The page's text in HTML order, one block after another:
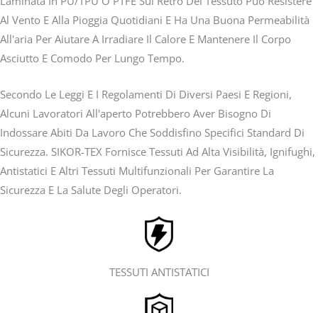
Al Vento E Alla Pioggia Quotidiani E Ha Una Buona Permeabilità
All'aria Per Aiutare A Irradiare Il Calore E Mantenere Il Corpo
Asciutto E Comodo Per Lungo Tempo.
Secondo Le Leggi E I Regolamenti Di Diversi Paesi E Regioni,
Alcuni Lavoratori All'aperto Potrebbero Aver Bisogno Di
Indossare Abiti Da Lavoro Che Soddisfino Specifici Standard Di
Sicurezza. SIKOR-TEX Fornisce Tessuti Ad Alta Visibilità, Ignifughi,
Antistatici E Altri Tessuti Multifunzionali Per Garantire La
Sicurezza E La Salute Degli Operatori.
TESSUTI ANTISTATICI